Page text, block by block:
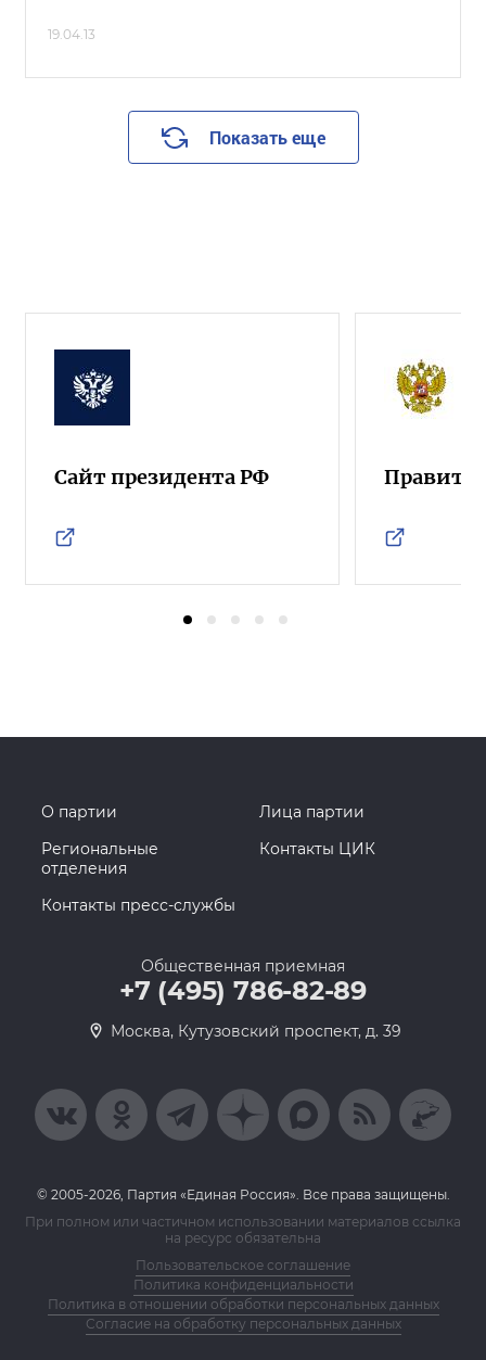
19.04.13
Показать еще
Сайт президента РФ
О партии
Лица партии
Региональные
отделения
Контакты ЦИК
Контакты пресс-службы
Общественная приемная
+7 (495) 786-82-89
Москва, Кутузовский проспект, д. 39
© 2005-2026, Партия «Единая Россия». Все права защищены.
При полном или частичном использовании материалов ссылка
на ресурс обязательна
Пользовательское соглашение
Политика конфиденциальности
Политика в отношении обработки персональных данных
Согласие на обработку персональных данных